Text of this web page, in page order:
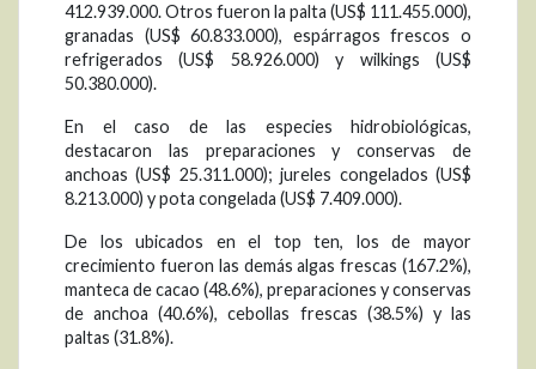
412.939.000. Otros fueron la palta (US$ 111.455.000),
granadas (US$ 60.833.000), espárragos frescos o
refrigerados (US$ 58.926.000) y wilkings (US$
50.380.000).
En el caso de las especies hidrobiológicas,
destacaron las preparaciones y conservas de
anchoas (US$ 25.311.000); jureles congelados (US$
8.213.000) y pota congelada (US$ 7.409.000).
De los ubicados en el top ten, los de mayor
crecimiento fueron las demás algas frescas (167.2%),
manteca de cacao (48.6%), preparaciones y conservas
de anchoa (40.6%), cebollas frescas (38.5%) y las
paltas (31.8%).